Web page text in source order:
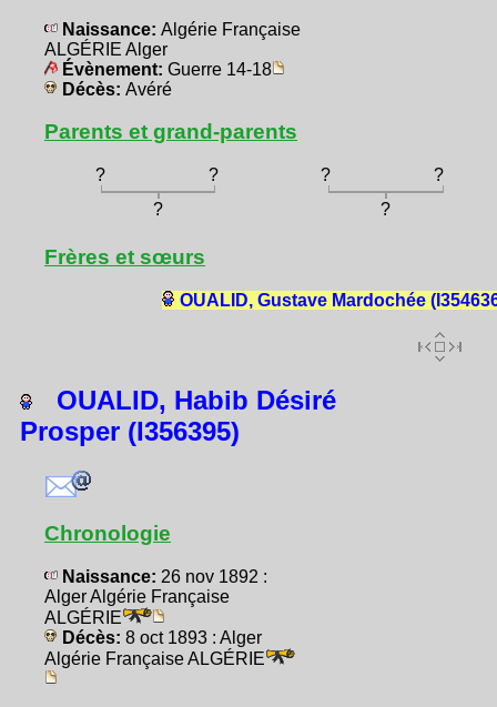
Naissance: Algérie Française
ALGÉRIE Alger
Évènement: Guerre 14-18
Décès: Avéré
Parents et grand-parents
? ? ?
?
?
?
Frères et sœurs
OUALID, Gustave Mardochée
OUALID, Habib Désiré
Prosper (I356395)
Chronologie
Naissance: 26 nov 1892 :
Alger Algérie Française
ALGÉRIE
Décès: 8 oct 1893 : Alger
Algérie Française ALGÉRIE